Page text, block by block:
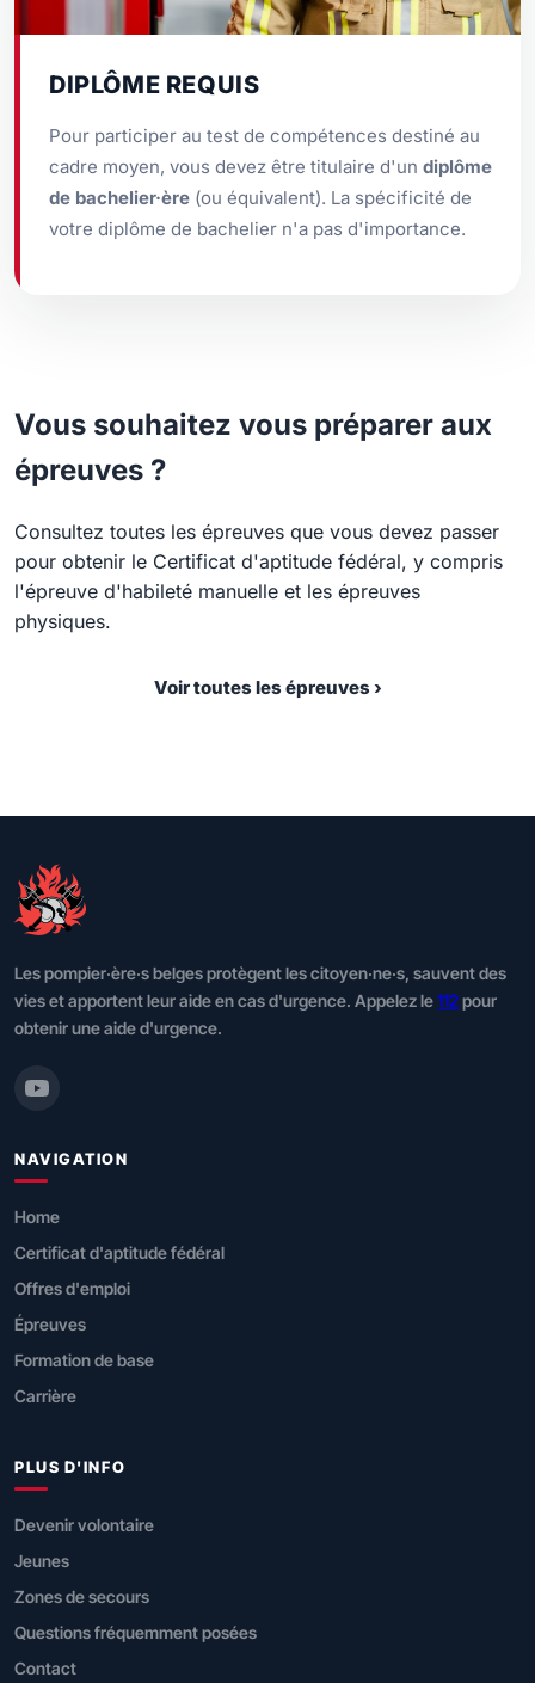
DIPLÔME REQUIS
Pour participer au test de compétences destiné au
cadre moyen, vous devez être titulaire d'un diplôme
de bachelier·ère (ou équivalent). La spécificité de
votre diplôme de bachelier n'a pas d'importance.
Vous souhaitez vous préparer aux
épreuves ?
Consultez toutes les épreuves que vous devez passer
pour obtenir le Certificat d'aptitude fédéral, y compris
l'épreuve d'habileté manuelle et les épreuves
physiques.
Voir toutes les épreuves ›
Les pompier·ère·s belges protègent les citoyen·ne·s, sauvent des
vies et apportent leur aide en cas d'urgence. Appelez le112pour
obtenir une aide d'urgence.
NAVIGATION
Home
Certificat d'aptitude fédéral
Offres d'emploi
Épreuves
Formation de base
Carrière
PLUS D'INFO
Devenir volontaire
Jeunes
Zones de secours
Questions fréquemment posées
Contact